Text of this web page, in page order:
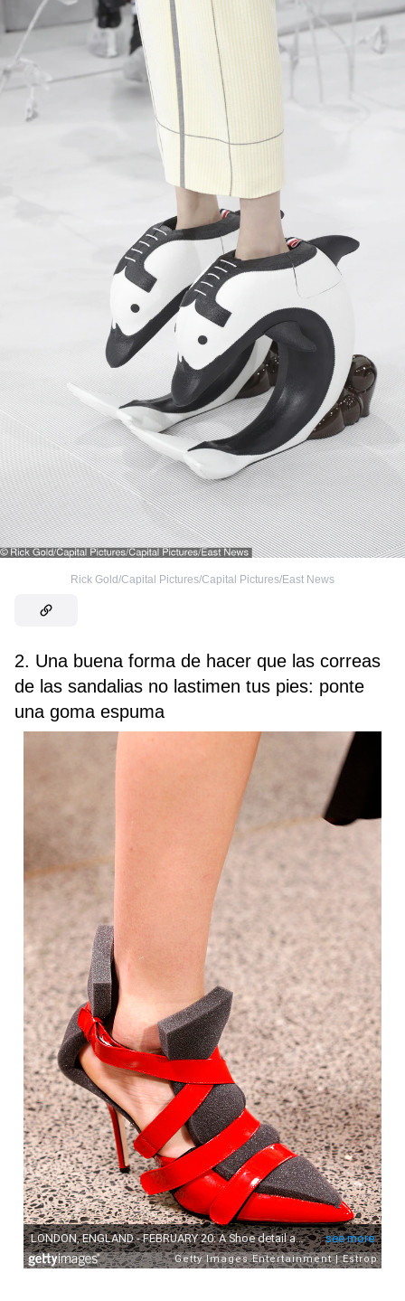
Rick Gold/Capital Pictures/Capital Pictures/East News
2. Una buena forma de hacer que las correas
de las sandalias no lastimen tus pies: ponte
una goma espuma